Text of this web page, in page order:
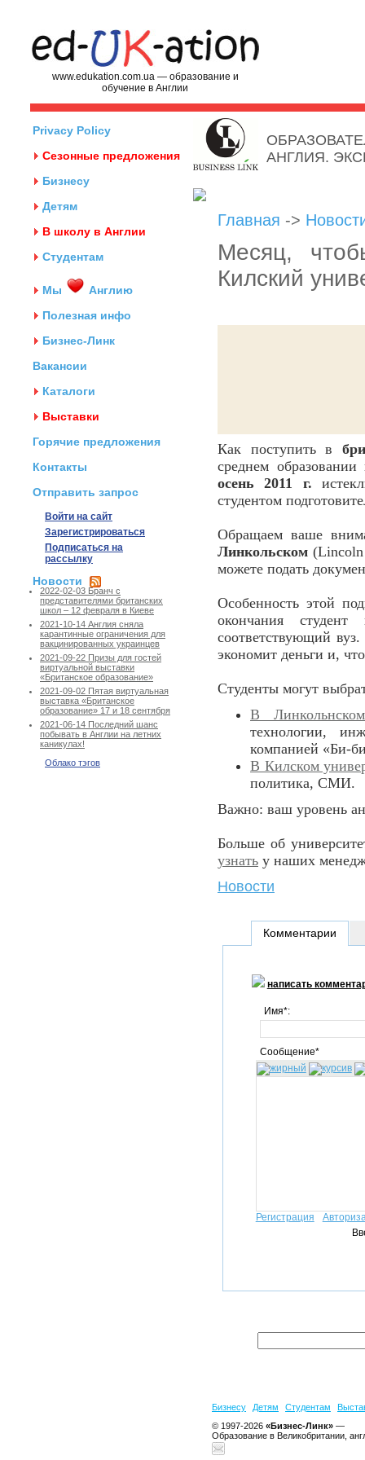
www.edukation.com.ua — образование и
обучение в Англии
Privacy Policy
Сезонные предложения
Бизнесу
Детям
В школу в Англии
Студентам
Мы
Англию
Полезная инфо
Бизнес-Линк
Вакансии
Каталоги
Выставки
Горячие предложения
Контакты
Отправить запрос
Войти на сайт
Зарегистрироваться
Подписаться на
рассылку
Новости
2022-02-03 Бранч с
представителями британских
школ – 12 февраля в Киеве
2021-10-14 Англия сняла
карантинные ограничения для
вакцинированных украинцев
2021-09-22 Призы для гостей
виртуальной выставки
«Британское образование»
2021-09-02 Пятая виртуальная
выставка «Британское
образование» 17 и 18 сентября
2021-06-14 Последний шанс
побывать в Англии на летних
каникулах!
Облако тэгов
АНГЛИЯ.
Главная ->
Месяц,
Килский
Как поступить в
среднем
осень 2011 г.
студентом
Обращаем ваше
Линкольском
можете подать
Особенность этой
окончания
соответствующий
экономит деньги и,
Студенты могут
В
технологии,
компанией «Би-
В Килском
политика, СМИ.
Важно: ваш уровень
Больше об
узнать у наших
Новости
Комментарии
написать
Имя*:
Сообщение*
Регистрация
Бизнесу Детям Студентам
© 1997-2026 «Бизнес-Линк» —
Образование в Великобритании,